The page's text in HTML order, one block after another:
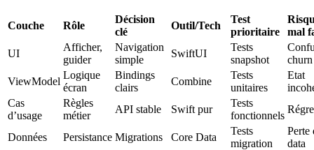
Couche Rôle
Décision
clé
Outil/Tech
Test
prioritaire
mal
UI
Afficher,
guider
Navigation
simple
SwiftUI
Tests
snapshot
churn
ViewModel
Logique
écran
Bindings
clairs
Combine
Tests
unitaires
Etat
Cas
d’usage
Règles
métier
API stable Swift pur
Tests
fonctionnels
Données Persistance Migrations Core Data
Tests
migration
Perte
data